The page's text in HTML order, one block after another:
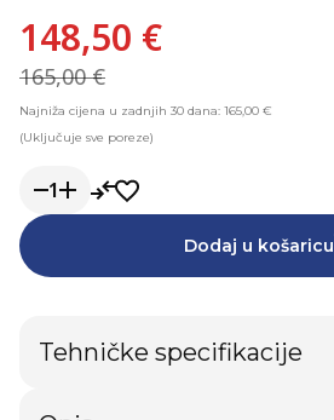
148,50 €
165,00 €
Najniža cijena u zadnjih 30 dana: 165,00 €
(Uključuje sve poreze)
1
Dodaj u košaricu
Tehničke specifikacije